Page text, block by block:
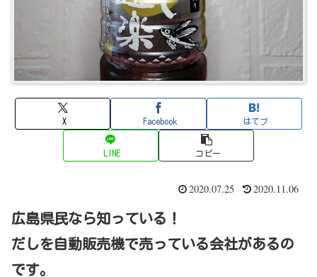
X Facebook はてブ
LINE コピー
2020.07.25 2020.11.06
広島県民なら知っている！
だしを自動販売機で売っている会社があるの
です。